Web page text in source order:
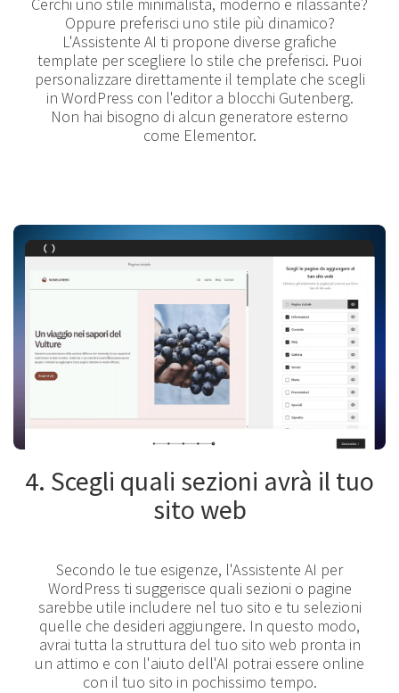
Cerchi uno stile minimalista, moderno e rilassante?
Oppure preferisci uno stile più dinamico?
L'Assistente AI ti propone diverse grafiche
template per scegliere lo stile che preferisci. Puoi
personalizzare direttamente il template che scegli
in WordPress con l'editor a blocchi Gutenberg.
Non hai bisogno di alcun generatore esterno
come Elementor.
4. Scegli quali sezioni avrà il tuo
sito web
Secondo le tue esigenze, l'Assistente AI per
WordPress ti suggerisce quali sezioni o pagine
sarebbe utile includere nel tuo sito e tu selezioni
quelle che desideri aggiungere. In questo modo,
avrai tutta la struttura del tuo sito web pronta in
un attimo e con l'aiuto dell'AI potrai essere online
con il tuo sito in pochissimo tempo.